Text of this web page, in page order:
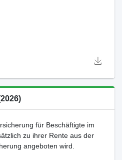
für Beschäftigte im
zu ihrer Rente aus der
angeboten wird.